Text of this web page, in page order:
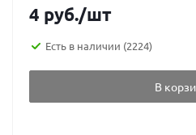
4 руб./шт
Есть в наличии (2224)
В